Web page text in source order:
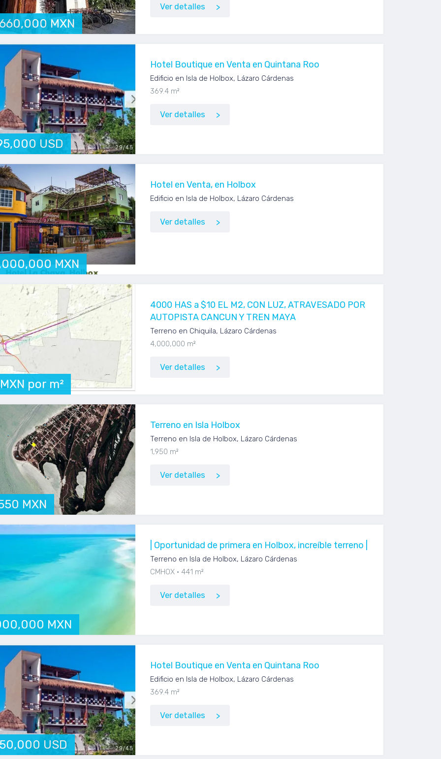
MXN
Ver detalles
USD
Hotel Boutique en Venta en Quintana Roo
Edificio en Isla de Holbox, Lázaro Cárdenas
369.4 m²
Ver detalles
MXN
Hotel en Venta, en Holbox
Edificio en Isla de Holbox, Lázaro Cárdenas
Ver detalles
por m²
4000 HAS a $10 EL M2, CON LUZ, ATRAVESADO POR
AUTOPISTA CANCUN Y TREN MAYA
Terreno en Chiquila, Lázaro Cárdenas
4,000,000 m²
Ver detalles
MXN
Terreno en Isla Holbox
Terreno en Isla de Holbox, Lázaro Cárdenas
1,950 m²
Ver detalles
MXN
| Oportunidad de primera en Holbox, increíble terreno |
Terreno en Isla de Holbox, Lázaro Cárdenas
CMHOX
441 m²
Ver detalles
USD
Hotel Boutique en Venta en Quintana Roo
Edificio en Isla de Holbox, Lázaro Cárdenas
369.4 m²
Ver detalles